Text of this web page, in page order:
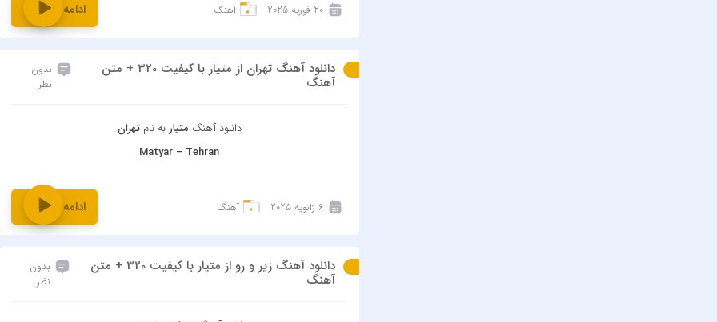
20 فوریه 2025 آهنگ ادامه و دانلود
دانلود آهنگ تهران از متیار با کیفیت 320 + متن
آهنگ
بدون
نظر
دانلود آهنگ متیاربه نامتهران
Matyar – Tehran
6 ژانویه 2025 آهنگ ادامه و دانلود
دانلود آهنگ زیر و رو از متیار با کیفیت 320 + متن
آهنگ
بدون
نظر